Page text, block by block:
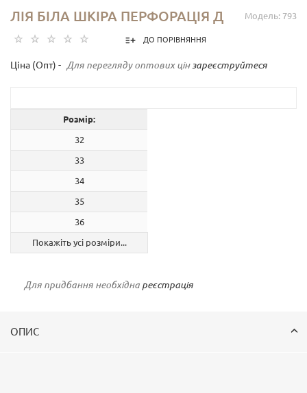
Модель: 793
ЛІЯ БІЛА ШКІРА ПЕРФОРАЦІЯ Д
ДО ПОРІВНЯННЯ
Ціна (Опт) - Для перегляду оптових цін зареєструйтеся
Розмір:
32
33
34
35
36
Покажіть усі розміри...
Для придбання необхідна реєстрація
ОПИС